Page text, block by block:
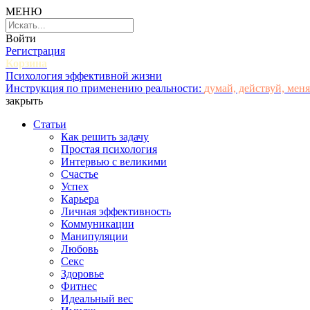
МЕНЮ
Войти
Регистрация
Корзина
Психология эффективной жизни
Инструкция по применению реальности: думай, действуй,
закрыть
Статьи
Как решить задачу
Простая психология
Интервью с великими
Счастье
Успех
Карьера
Личная эффективность
Коммуникации
Манипуляции
Любовь
Секс
Здоровье
Фитнес
Идеальный вес